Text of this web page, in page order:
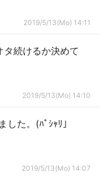
2019/5/13(Mo) 14:11
タ続けるか決めて
2019/5/13(Mo) 14:10
した。(ﾊﾟｼｬﾘ」
2019/5/13(Mo) 14:07